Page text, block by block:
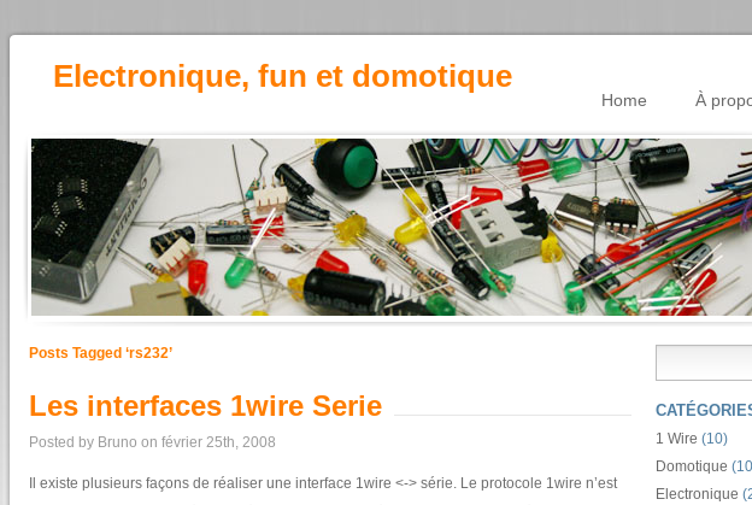
Electronique, fun et domotique
Home À
Posts Tagged ‘rs232’
Les interfaces 1wire Serie
Posted by Bruno on février 25th, 2008
Il existe plusieurs façons de réaliser une interface 1wire <-> série. Le protocole 1wire n’est
1 Wire (10)
Domotique
Electronique